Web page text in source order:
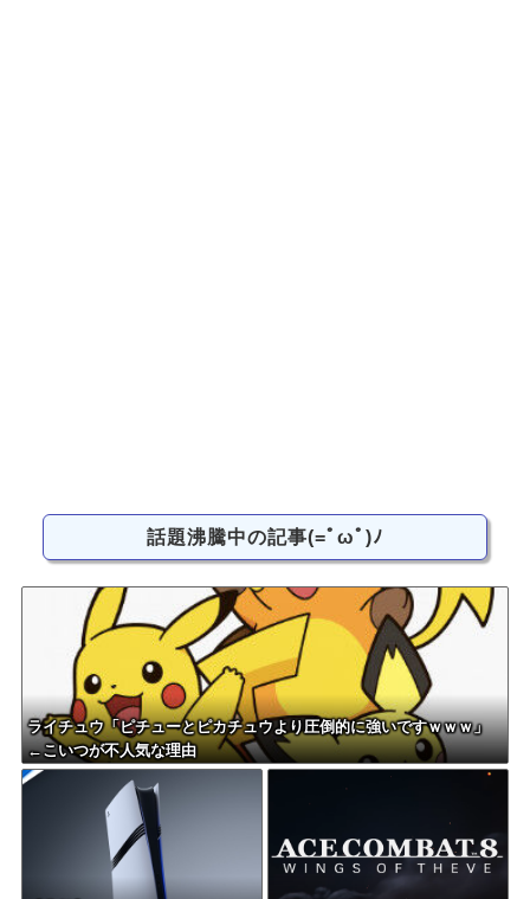
話題沸騰中の記事(=ﾟωﾟ)ﾉ
ライチュウ「ピチューとピカチュウより圧倒的に強いですｗｗｗ」
←こいつが不人気な理由